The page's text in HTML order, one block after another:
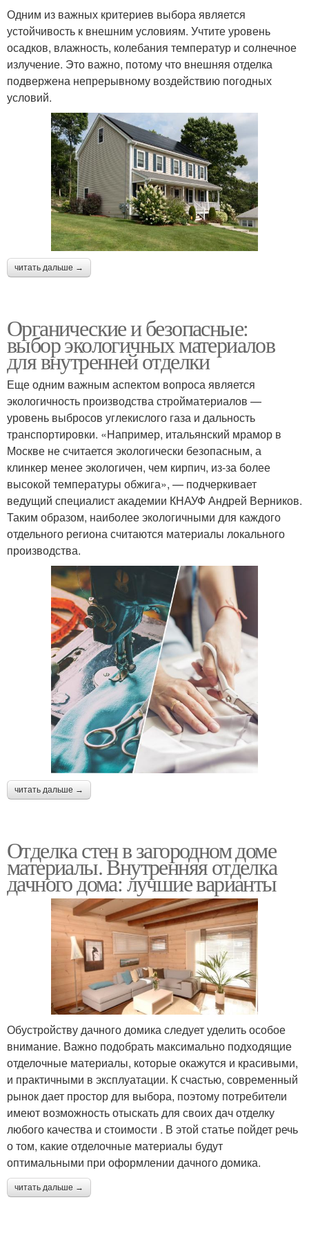
Одним из важных критериев выбора является
устойчивость к внешним условиям. Учтите уровень
осадков, влажность, колебания температур и солнечное
излучение. Это важно, потому что внешняя отделка
подвержена непрерывному воздействию погодных
условий.
читать дальше →
Органические и безопасные:
выбор экологичных материалов
для внутренней отделки
Еще одним важным аспектом вопроса является
экологичность производства стройматериалов —
уровень выбросов углекислого газа и дальность
транспортировки. «Например, итальянский мрамор в
Москве не считается экологически безопасным, а
клинкер менее экологичен, чем кирпич, из-за более
высокой температуры обжига», — подчеркивает
ведущий специалист академии КНАУФ Андрей Верников.
Таким образом, наиболее экологичными для каждого
отдельного региона считаются материалы локального
производства.
читать дальше →
Отделка стен в загородном доме
материалы. Внутренняя отделка
дачного дома: лучшие варианты
Обустройству дачного домика следует уделить особое
внимание. Важно подобрать максимально подходящие
отделочные материалы, которые окажутся и красивыми,
и практичными в эксплуатации. К счастью, современный
рынок дает простор для выбора, поэтому потребители
имеют возможность отыскать для своих дач отделку
любого качества и стоимости . В этой статье пойдет речь
о том, какие отделочные материалы будут
оптимальными при оформлении дачного домика.
читать дальше →